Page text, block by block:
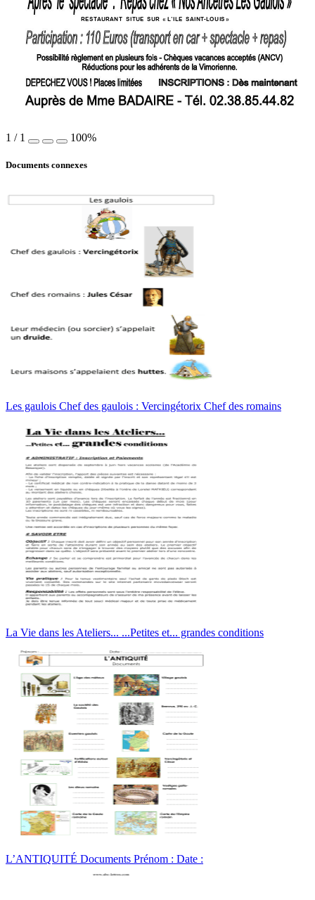
RESTAURANT SITUE SUR « L’ILE SAINT-LOUIS »
1 / 1 100%
Documents connexes
Les gaulois Chef des gaulois : Vercingétorix Chef des romains
La Vie dans les Ateliers... ...Petites et... grandes conditions
L’ANTIQUITÉ Documents Prénom : Date :